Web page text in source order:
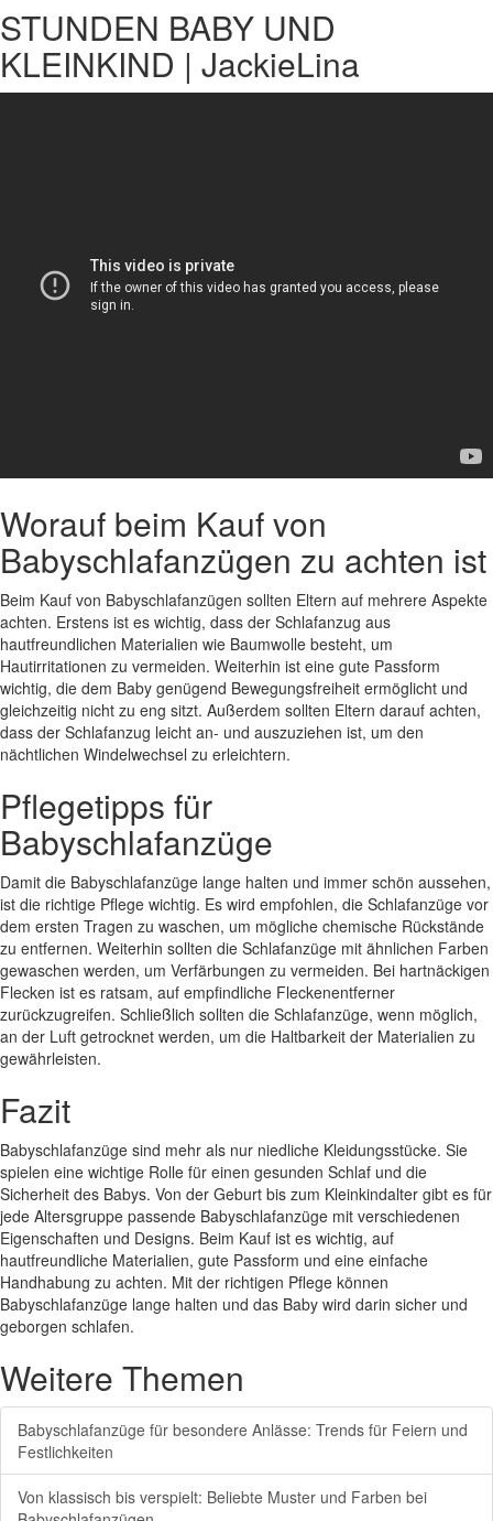
STUNDEN BABY UND
KLEINKIND | JackieLina
Worauf beim Kauf von
Babyschlafanzügen zu achten ist
Beim Kauf von Babyschlafanzügen sollten Eltern auf mehrere Aspekte
achten. Erstens ist es wichtig, dass der Schlafanzug aus
hautfreundlichen Materialien wie Baumwolle besteht, um
Hautirritationen zu vermeiden. Weiterhin ist eine gute Passform
wichtig, die dem Baby genügend Bewegungsfreiheit ermöglicht und
gleichzeitig nicht zu eng sitzt. Außerdem sollten Eltern darauf achten,
dass der Schlafanzug leicht an- und auszuziehen ist, um den
nächtlichen Windelwechsel zu erleichtern.
Pflegetipps für
Babyschlafanzüge
Damit die Babyschlafanzüge lange halten und immer schön aussehen,
ist die richtige Pflege wichtig. Es wird empfohlen, die Schlafanzüge vor
dem ersten Tragen zu waschen, um mögliche chemische Rückstände
zu entfernen. Weiterhin sollten die Schlafanzüge mit ähnlichen Farben
gewaschen werden, um Verfärbungen zu vermeiden. Bei hartnäckigen
Flecken ist es ratsam, auf empfindliche Fleckenentferner
zurückzugreifen. Schließlich sollten die Schlafanzüge, wenn möglich,
an der Luft getrocknet werden, um die Haltbarkeit der Materialien zu
gewährleisten.
Fazit
Babyschlafanzüge sind mehr als nur niedliche Kleidungsstücke. Sie
spielen eine wichtige Rolle für einen gesunden Schlaf und die
Sicherheit des Babys. Von der Geburt bis zum Kleinkindalter gibt es für
jede Altersgruppe passende Babyschlafanzüge mit verschiedenen
Eigenschaften und Designs. Beim Kauf ist es wichtig, auf
hautfreundliche Materialien, gute Passform und eine einfache
Handhabung zu achten. Mit der richtigen Pflege können
Babyschlafanzüge lange halten und das Baby wird darin sicher und
geborgen schlafen.
Weitere Themen
Babyschlafanzüge für besondere Anlässe: Trends für Feiern und
Festlichkeiten
Von klassisch bis verspielt: Beliebte Muster und Farben bei